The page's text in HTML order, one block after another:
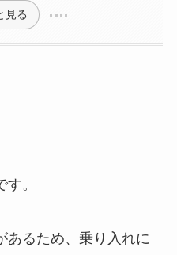
見る
。
あるため、乗り入れに